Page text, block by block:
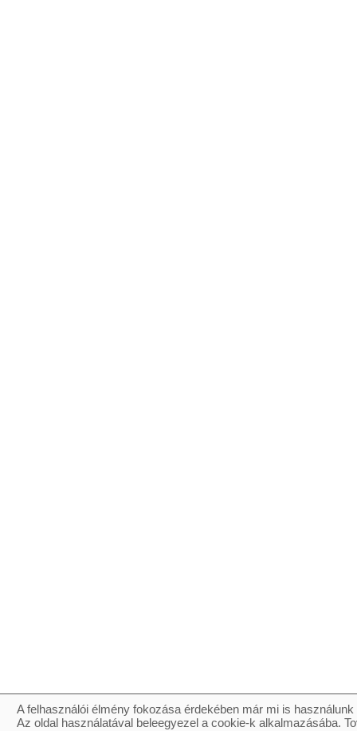
A felhasználói élmény fokozása érdekében már mi is
Az oldal használatával beleegyezel a cookie-k alkalmazásába.